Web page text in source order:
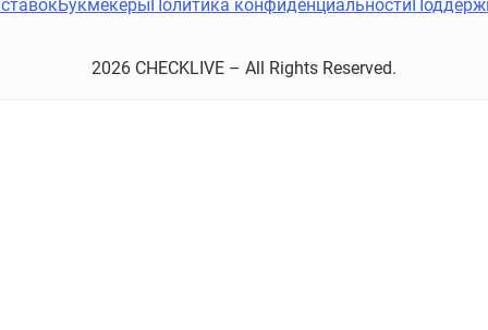
Букмекеры Политика конфиденциальности
2026 CHECKLIVE – All Rights Reserved.